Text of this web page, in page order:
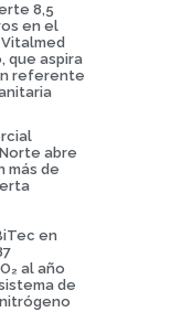
8,5
en el
que aspira
referente
abre
más de
en
al año
de